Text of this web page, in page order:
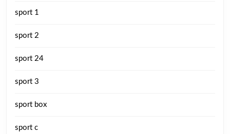
sport 1
sport 2
sport 24
sport 3
sport box
sport c